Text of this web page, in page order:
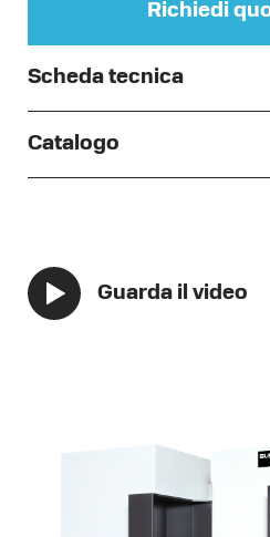
Richiedi
Scheda tecnica
Catalogo
Guarda il video